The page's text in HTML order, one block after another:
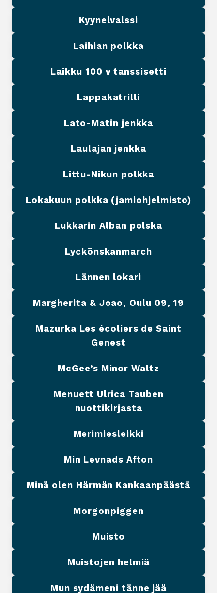
Kyynelvalssi
Laihian polkka
Laikku 100 v tanssisetti
Lappakatrilli
Lato-Matin jenkka
Laulajan jenkka
Littu-Nikun polkka
Lokakuun polkka (jamiohjelmisto)
Lukkarin Alban polska
Lyckönskanmarch
Lännen lokari
Margherita & Joao, Oulu 09, 19
Mazurka Les écoliers de Saint
Genest
McGee’s Minor Waltz
Menuett Ulrica Tauben
nuottikirjasta
Merimiesleikki
Min Levnads Afton
Minä olen Härmän Kankaanpäästä
Morgonpiggen
Muisto
Muistojen helmiä
Mun sydämeni tänne jää